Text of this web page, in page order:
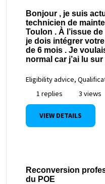
Bonjour , je suis
technicien de
Toulon . À l’issue
je dois intégrer
de 6 mois . Je
normal car j’ai lu
Eligibility advice,
1 replies
3 views
VIEW DETAILS
Reconversion
du POE